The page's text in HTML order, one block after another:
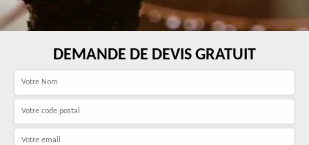
DEMANDE DE DEVIS GRATUIT